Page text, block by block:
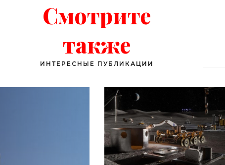
Смотрите
также
ИНТЕРЕСНЫЕ ПУБЛИКАЦИИ